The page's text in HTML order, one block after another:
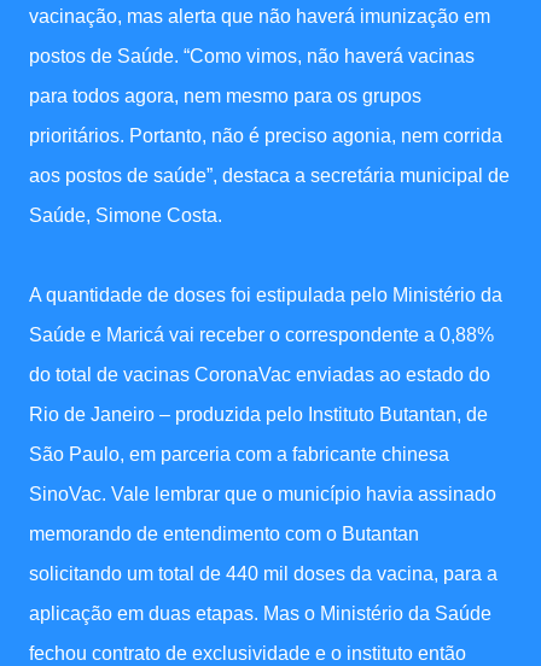
vacinação, mas alerta que não haverá imunização em
postos de Saúde. “Como vimos, não haverá vacinas
para todos agora, nem mesmo para os grupos
prioritários. Portanto, não é preciso agonia, nem corrida
aos postos de saúde”, destaca a secretária municipal de
Saúde, Simone Costa.
A quantidade de doses foi estipulada pelo Ministério da
Saúde e Maricá vai receber o correspondente a 0,88%
do total de vacinas CoronaVac enviadas ao estado do
Rio de Janeiro – produzida pelo Instituto Butantan, de
São Paulo, em parceria com a fabricante chinesa
SinoVac. Vale lembrar que o município havia assinado
memorando de entendimento com o Butantan
solicitando um total de 440 mil doses da vacina, para a
aplicação em duas etapas. Mas o Ministério da Saúde
fechou contrato de exclusividade e o instituto então